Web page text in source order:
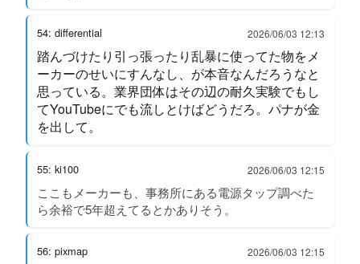
54: differential 2026/06/03 12:13
踏んづけたり引っ張ったり乱暴に使ってた物をメ
ーカーのせいにすんなし、が本音なんだろうなと
思っている。業界団体はその辺の耐久実験でもし
てYouTubeにでも流しとけばどうだろ。パナが金
を出して。
55: ki100 2026/06/03 12:15
ここもメーカーも、事務所にある電源タップ調べた
ら余裕で5年超えてるとかありそう。
56: pixmap 2026/06/03 12:15